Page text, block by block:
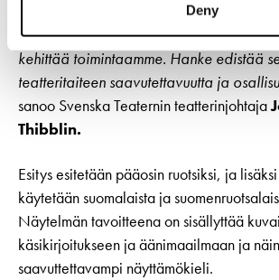
Deny
Taideyliopiston Teatterikorkeakoulun
edellytyksillä meillä on paremmat
kehittää toimintaamme. Hanke edistää
teatteritaiteen saavutettavuutta ja
sanoo Svenska Teaternin teatterinjohtaja
Thibblin.
Esitys esitetään pääosin ruotsiksi, ja
käytetään suomalaista ja
Näytelmän tavoitteena on sisällyttää
käsikirjoitukseen ja äänimaailmaan ja
saavuttettavampi näyttämökieli.